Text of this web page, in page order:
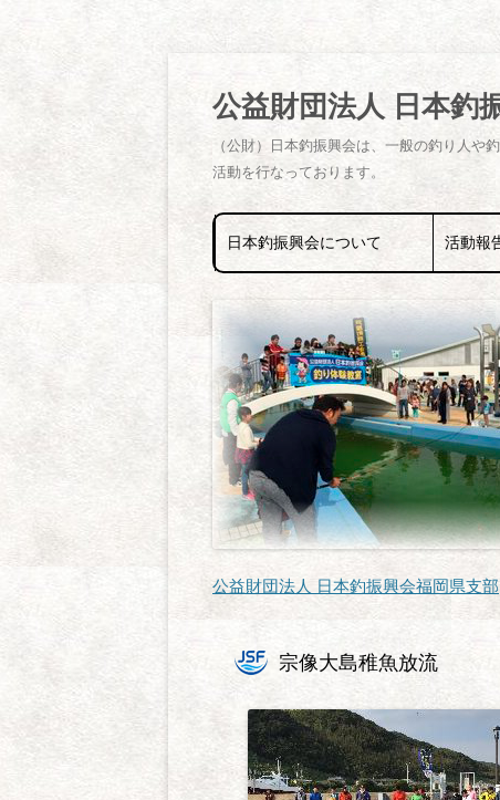
公益財団法人 日本釣
（公財）日本釣振興会は、一般の釣り人
活動を行なっております。
日本釣振興会について
支部長挨拶
福岡県支部役員
福岡県支部会員リスト
活動報
釣り体験
稚魚放流
クリーン
公益財団法人 日本釣振興会福岡県支部
宗像大島稚魚放流